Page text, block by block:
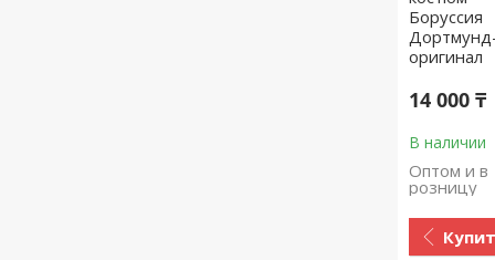
Боруссия
оригинал
14 000 ₸
В наличии
Оптом и в
розницу